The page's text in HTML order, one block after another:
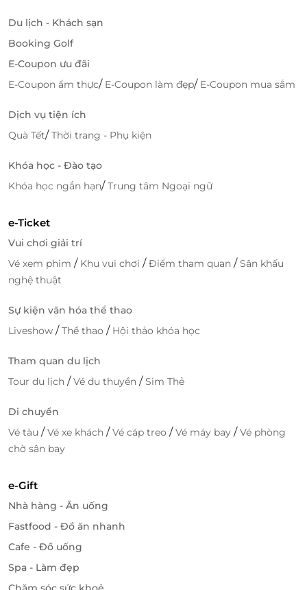
Kết thúc ngọt ngào cùng quầy tráng miệng
Khép lại bữa tiệc là quầy tráng miệng đầy màu sắc
với bánh ngọt phong cách Âu, các món chè truyền
thống Việt Nam, kem nhiều hương vị và trái cây tươi
theo mùa. Sự kết hợp hài hòa giữa ẩm thực quốc tế,
tạo nên trải nghiệm buffet trưa đáng nhớ tại Food
Exchange, Novotel SaigonCentre, nơi mỗi bữa ăn
vị tinh tế và những khoảnh khắc đáng chia sẻ.
Dịch vụ tiện lợi, tận hưởng ưu đãi với
Giới thiệu LifeLink – Nền tảng ưu đãi thông
minh
và an toàn. Với hệ thống đa dạng dịch vụ từ ăn uống,
nghỉ dưỡng đến spa và giải trí, LifeLink giúp bạn tiết
kiệm chi phí mà vẫn tận hưởng cuộc sống chất
lượng.
Trải nghiệm ưu đãi hấp dẫn – Tiện lợi chỉ với
vài bước
Du lịch - Khách sạn
Booking Golf
E-Coupon ưu đãi
E-Coupon ẩm thực/ E-Coupon làm đẹp/ E-Coupon mua sắm
Dịch vụ tiện ích
Quà Tết/Thời trang - Phụ kiện
Khóa học - Đào tạo
Khóa học ngắn hạn/Trung tâm Ngoại ngữ
e-Ticket
Vui chơi giải trí
Vé xem phim / Khu vui chơi /Điểm tham quan /Sân khấu
nghệ thuật
Sự kiện văn hóa thể thao
Liveshow /Thể thao / Hội thảo khóa học
Tham quan du lịch
Tour du lịch /Vé du thuyền /Sim Thẻ
Di chuyển
Vé tàu /Vé xe khách /Vé cáp treo /Vé máy bay /Vé phòng
chờ sân bay
e-Gift
Nhà hàng - Ăn uống
Fastfood - Đồ ăn nhanh
Cafe - Đồ uống
Spa - Làm đẹp